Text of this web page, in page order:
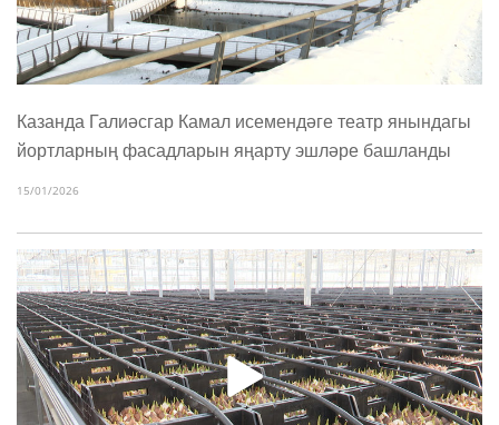
Казанда Галиәсгар Камал исемендәге театр янындагы
йортларның фасадларын яңарту эшләре башланды
15/01/2026